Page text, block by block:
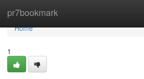
pr7bookmark
Home
Home
1